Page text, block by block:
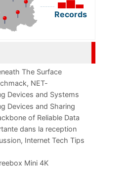
Records
The Surface
NET-
im
Devices and Systems
Devices and Sharing
of Reliable Data
dans la reception
Internet Tech Tips
Mini 4K